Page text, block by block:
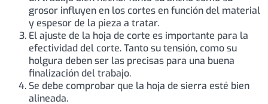
grosor influyen en los cortes en función del material
y espesor de la pieza a tratar.
El ajuste de la hoja de corte es importante para la
efectividad del corte. Tanto su tensión, como su
holgura deben ser las precisas para una buena
finalización del trabajo.
Se debe comprobar que la hoja de sierra esté bien
alineada.